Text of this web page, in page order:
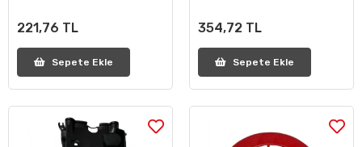
221,76 TL
Sepete Ekle
354,72 TL
Sepete Ekle